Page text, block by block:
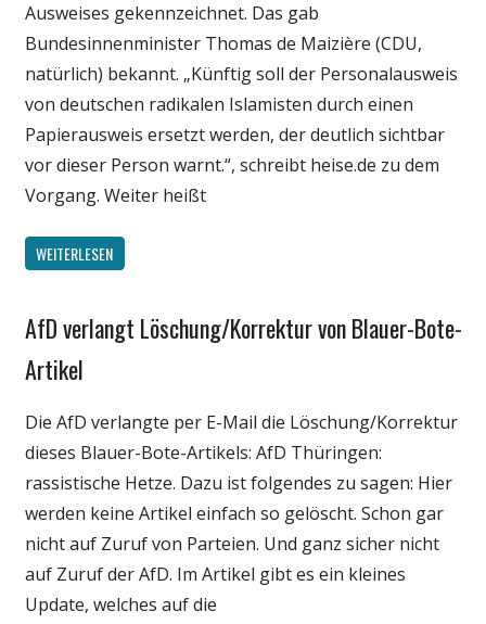
Ausweises gekennzeichnet. Das gab
Bundesinnenminister Thomas de Maizière (CDU,
natürlich) bekannt. „Künftig soll der Personalausweis
von deutschen radikalen Islamisten durch einen
Papierausweis ersetzt werden, der deutlich sichtbar
vor dieser Person warnt.“, schreibt heise.de zu dem
Vorgang. Weiter heißt
WEITERLESEN
Gesellschaft
Internet
Politik
AfD verlangt Löschung/Korrektur von Blauer-Bote-
Artikel
Die AfD verlangte per E-Mail die Löschung/Korrektur
dieses Blauer-Bote-Artikels: AfD Thüringen:
rassistische Hetze. Dazu ist folgendes zu sagen: Hier
werden keine Artikel einfach so gelöscht. Schon gar
nicht auf Zuruf von Parteien. Und ganz sicher nicht
auf Zuruf der AfD. Im Artikel gibt es ein kleines
Update, welches auf die